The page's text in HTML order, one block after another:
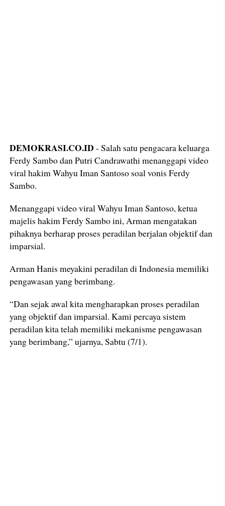
DEMOKRASI.CO.ID - Salah satu pengacara keluarga
Ferdy Sambo dan Putri Candrawathi menanggapi video
viral hakim Wahyu Iman Santoso soal vonis Ferdy
Sambo.
Menanggapi video viral Wahyu Iman Santoso, ketua
majelis hakim Ferdy Sambo ini, Arman mengatakan
pihaknya berharap proses peradilan berjalan objektif dan
imparsial.
Arman Hanis meyakini peradilan di Indonesia memiliki
pengawasan yang berimbang.
“Dan sejak awal kita mengharapkan proses peradilan
yang objektif dan imparsial. Kami percaya sistem
peradilan kita telah memiliki mekanisme pengawasan
yang berimbang,” ujarnya, Sabtu (7/1).